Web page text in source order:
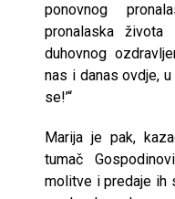
ponovnog
pronalaska
duhovnog
nas i danas ovdje,
se!’“
Marija je pak,
tumač
molitve i predaje ih